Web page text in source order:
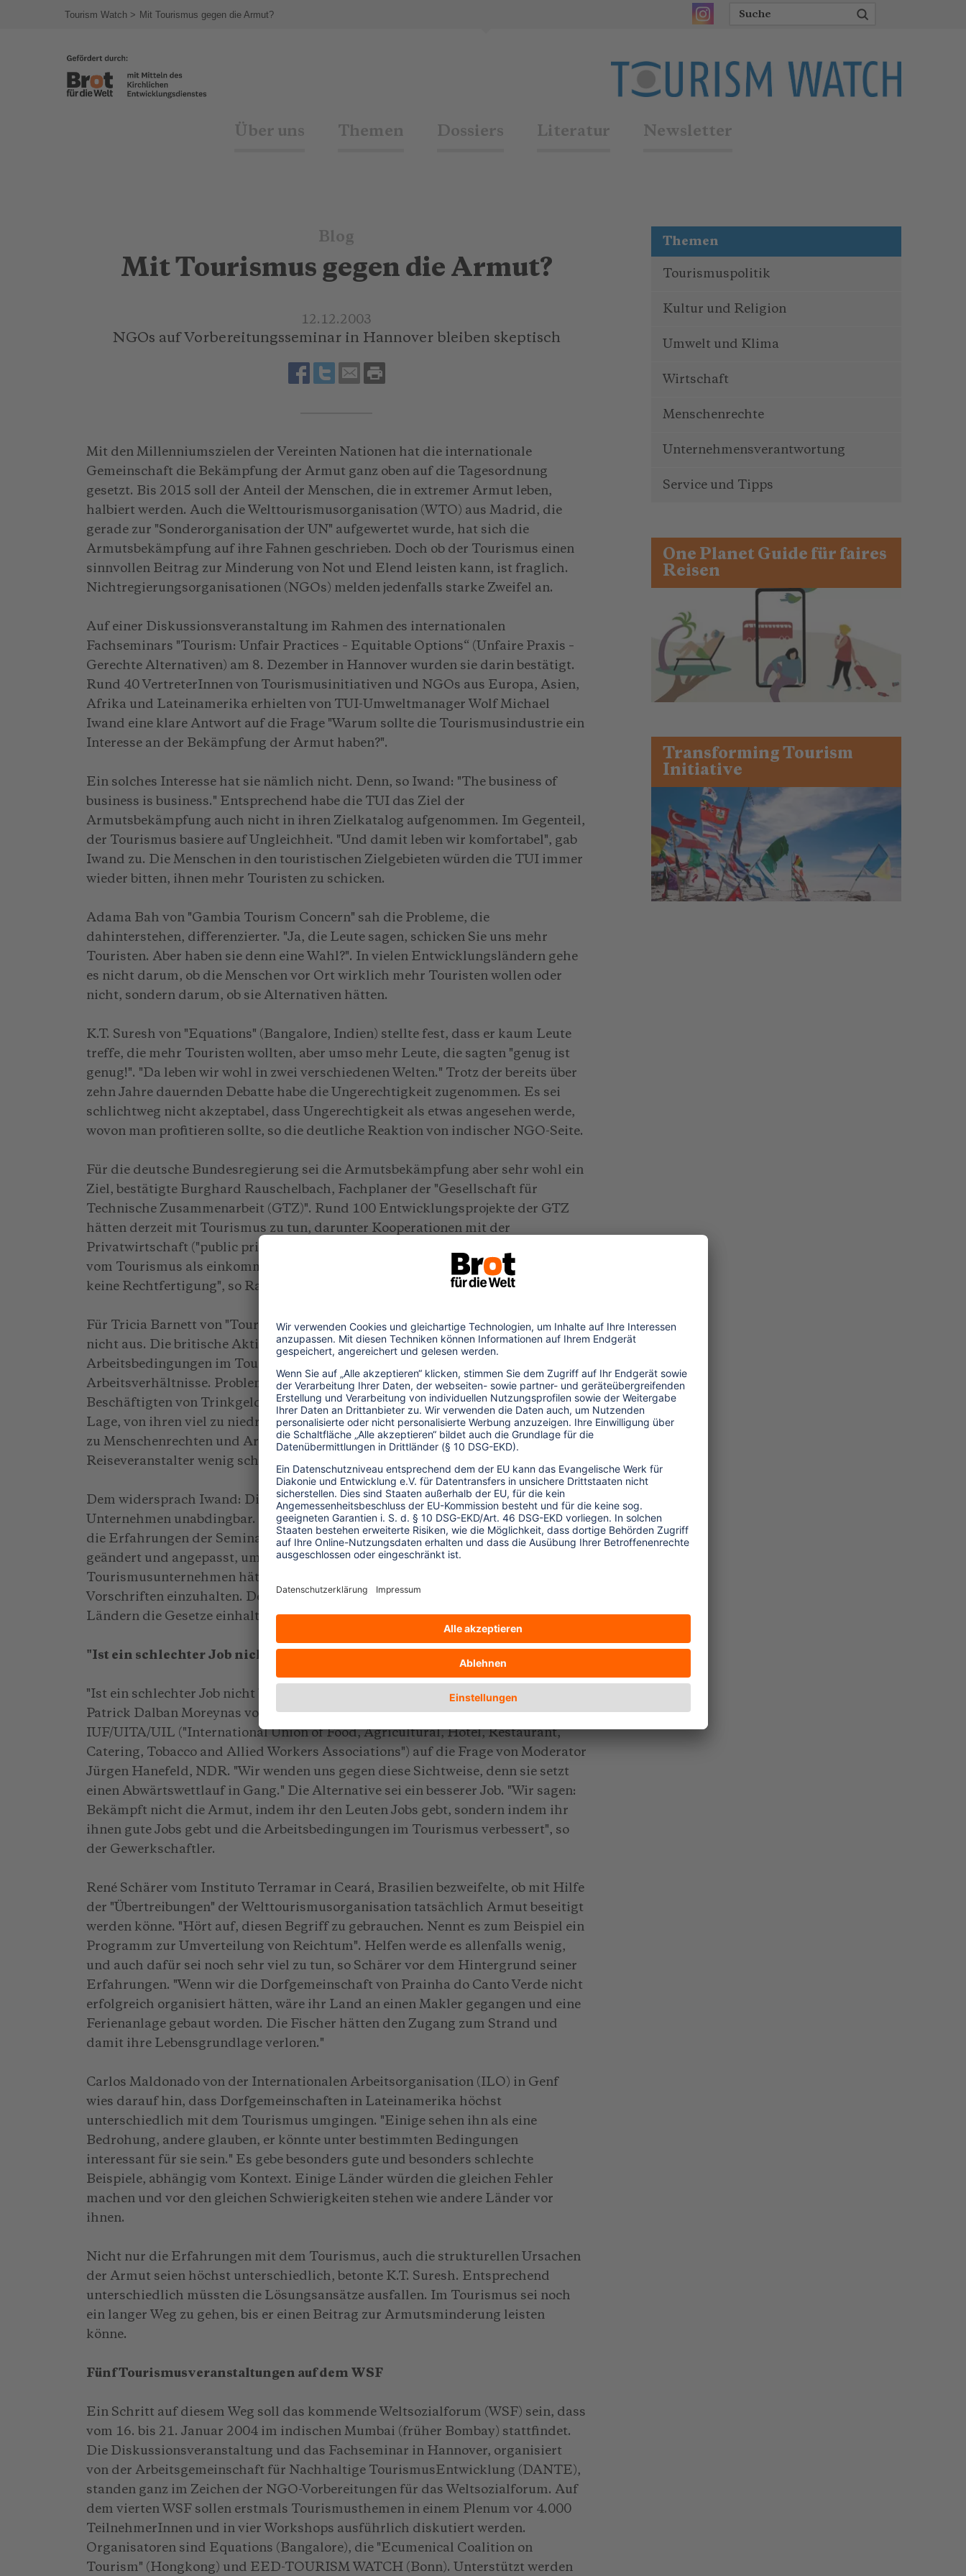
Tourism Watch Mit Tourismus gegen die Armut?
Über uns Themen Dossiers Literatur Newsletter
Blog
Mit Tourismus gegen die Armut?
12.12.2003
NGOs auf Vorbereitungsseminar in Hannover bleiben skeptisch
Mit den Millenniumszielen der Vereinten Nationen hat die internationale
Gemeinschaft die Bekämpfung der Armut ganz oben auf die Tagesordnung
gesetzt. Bis 2015 soll der Anteil der Menschen, die in extremer Armut leben,
halbiert werden. Auch die Welttourismusorganisation (WTO) aus Madrid, die
gerade zur "Sonderorganisation der UN" aufgewertet wurde, hat sich die
Armutsbekämpfung auf ihre Fahnen geschrieben. Doch ob der Tourismus einen
sinnvollen Beitrag zur Minderung von Not und Elend leisten kann, ist fraglich.
Nichtregierungsorganisationen (NGOs) melden jedenfalls starke Zweifel an.
Auf einer Diskussionsveranstaltung im Rahmen des internationalen
Fachseminars "Tourism: Unfair Practices – Equitable Options“ (Unfaire Praxis –
Gerechte Alternativen) am 8. Dezember in Hannover wurden sie darin bestätigt.
Rund 40 VertreterInnen von Tourismusinitiativen und NGOs aus Europa, Asien,
Afrika und Lateinamerika erhielten von TUI-Umweltmanager Wolf Michael
Iwand eine klare Antwort auf die Frage "Warum sollte die Tourismusindustrie ein
Interesse an der Bekämpfung der Armut haben?".
Ein solches Interesse hat sie nämlich nicht. Denn, so Iwand: "The business of
business is business." Entsprechend habe die TUI das Ziel der
Armutsbekämpfung auch nicht in ihren Zielkatalog aufgenommen. Im Gegenteil,
der Tourismus basiere auf Ungleichheit. "Und damit leben wir komfortabel", gab
Iwand zu. Die Menschen in den touristischen Zielgebieten würden die TUI immer
wieder bitten, ihnen mehr Touristen zu schicken.
Adama Bah von "Gambia Tourism Concern" sah die Probleme, die
dahinterstehen, differenzierter. "Ja, die Leute sagen, schicken Sie uns mehr
Touristen. Aber haben sie denn eine Wahl?". In vielen Entwicklungsländern gehe
es nicht darum, ob die Menschen vor Ort wirklich mehr Touristen wollen oder
nicht, sondern darum, ob sie Alternativen hätten.
K.T. Suresh von "Equations" (Bangalore, Indien) stellte fest, dass er kaum Leute
treffe, die mehr Touristen wollten, aber umso mehr Leute, die sagten "genug ist
genug!". "Da leben wir wohl in zwei verschiedenen Welten." Trotz der bereits über
zehn Jahre dauernden Debatte habe die Ungerechtigkeit zugenommen. Es sei
schlichtweg nicht akzeptabel, dass Ungerechtigkeit als etwas angesehen werde,
wovon man profitieren sollte, so die deutliche Reaktion von indischer NGO-Seite.
Für die deutsche Bundesregierung sei die Armutsbekämpfung aber sehr wohl ein
Ziel, bestätigte Burghard Rauschelbach, Fachplaner der "Gesellschaft für
Technische Zusammenarbeit (GTZ)". Rund 100 Entwicklungsprojekte der GTZ
hätten derzeit mit Tourismus zu tun, darunter Kooperationen mit der
Privatwirtschaft ("public private partnerships"). "Wenn es nicht die Vorstellung
vom Tourismus als einkommensschaffende Maßnahme gäbe, hätten wir dafür
keine Rechtfertigung", so Rauschelbach.
Für Tricia Barnett von "Tourism Concern" aus London reichen Jobs allein jedoch
nicht aus. Die britische Aktivistin beklagte die oft ausbeuterischen
Arbeitsbedingungen im Tourismus, die zu langen Arbeitszeiten, die unsicheren
Arbeitsverhältnisse. Problematisch sei auch die hohe Abhängigkeit der
Beschäftigten von Trinkgeldern, denn in Krisenzeiten seien sie nicht mehr in der
Lage, von ihren viel zu niedrigen Löhnen zu leben. Um internationale Abkommen
zu Menschenrechten und Arbeitsstandards würden sich Regierungen wie
Reiseveranstalter wenig scheren.
Dem widersprach Iwand: Die Einhaltung rechtlicher Vorschriften sei für große
Unternehmen unabdingbar. Doch in Indien wie in Peru und anderen Ländern, so
die Erfahrungen der Seminarteilnehmerinnen und -teilnehmer, würden Gesetze
geändert und angepasst, um große Konzerne wie die TUI ins Land zu locken.
Tourismusunternehmen hätten dann meist keine Schwierigkeiten, solche
Vorschriften einzuhalten. Dennoch: "Dass alle Großunternehmen in allen
Ländern die Gesetze einhalten, ist mir neu", konstatierte K.T. Suresh.
"Ist ein schlechter Job nicht besser als kein Job?"
"Ist ein schlechter Job nicht besser als kein Job?" Ganz klar nein, antwortete
Patrick Dalban Moreynas vom internationalen Gewerkschaftsverband
IUF/UITA/UIL ("International Union of Food, Agricultural, Hotel, Restaurant,
Catering, Tobacco and Allied Workers Associations") auf die Frage von Moderator
Jürgen Hanefeld, NDR. "Wir wenden uns gegen diese Sichtweise, denn sie setzt
einen Abwärtswettlauf in Gang." Die Alternative sei ein besserer Job. "Wir sagen:
Bekämpft nicht die Armut, indem ihr den Leuten Jobs gebt, sondern indem ihr
ihnen gute Jobs gebt und die Arbeitsbedingungen im Tourismus verbessert", so
der Gewerkschaftler.
René Schärer vom Instituto Terramar in Ceará, Brasilien bezweifelte, ob mit Hilfe
der "Übertreibungen" der Welttourismusorganisation tatsächlich Armut beseitigt
werden könne. "Hört auf, diesen Begriff zu gebrauchen. Nennt es zum Beispiel ein
Programm zur Umverteilung von Reichtum". Helfen werde es allenfalls wenig,
und auch dafür sei noch sehr viel zu tun, so Schärer vor dem Hintergrund seiner
Erfahrungen. "Wenn wir die Dorfgemeinschaft von Prainha do Canto Verde nicht
erfolgreich organisiert hätten, wäre ihr Land an einen Makler gegangen und eine
Ferienanlage gebaut worden. Die Fischer hätten den Zugang zum Strand und
damit ihre Lebensgrundlage verloren."
Carlos Maldonado von der Internationalen Arbeitsorganisation (ILO) in Genf
wies darauf hin, dass Dorfgemeinschaften in Lateinamerika höchst
unterschiedlich mit dem Tourismus umgingen. "Einige sehen ihn als eine
Bedrohung, andere glauben, er könnte unter bestimmten Bedingungen
interessant für sie sein." Es gebe besonders gute und besonders schlechte
Beispiele, abhängig vom Kontext. Einige Länder würden die gleichen Fehler
machen und vor den gleichen Schwierigkeiten stehen wie andere Länder vor
ihnen.
Nicht nur die Erfahrungen mit dem Tourismus, auch die strukturellen Ursachen
der Armut seien höchst unterschiedlich, betonte K.T. Suresh. Entsprechend
unterschiedlich müssten die Lösungsansätze ausfallen. Im Tourismus sei noch
ein langer Weg zu gehen, bis er einen Beitrag zur Armutsminderung leisten
könne.
Fünf Tourismusveranstaltungen auf dem WSF
Ein Schritt auf diesem Weg soll das kommende Weltsozialforum (WSF) sein, dass
vom 16. bis 21. Januar 2004 im indischen Mumbai (früher Bombay) stattfindet.
Die Diskussionsveranstaltung und das Fachseminar in Hannover, organisiert
von der Arbeitsgemeinschaft für Nachhaltige TourismusEntwicklung (DANTE),
standen ganz im Zeichen der NGO-Vorbereitungen für das Weltsozialforum. Auf
dem vierten WSF sollen erstmals Tourismusthemen in einem Plenum vor 4.000
TeilnehmerInnen und in vier Workshops ausführlich diskutiert werden.
Organisatoren sind Equations (Bangalore), die "Ecumenical Coalition on
Tourism" (Hongkong) und EED-TOURISM WATCH (Bonn). Unterstützt werden
Themen
Tourismuspolitik
Kultur und Religion
Umwelt und Klima
Wirtschaft
Menschenrechte
Unternehmensverantwortung
Service und Tipps
One Planet Guide für faires
Reisen
Transforming Tourism
Initiative